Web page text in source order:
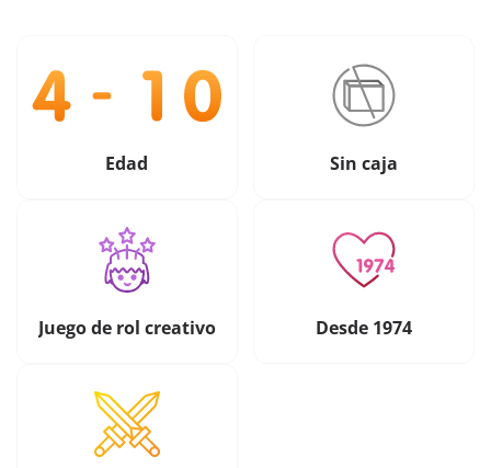
Edad Sin caja
Juego de rol creativo Desde 1974